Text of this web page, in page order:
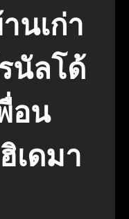
นเก่า
นัลโด้
อน
เดมา